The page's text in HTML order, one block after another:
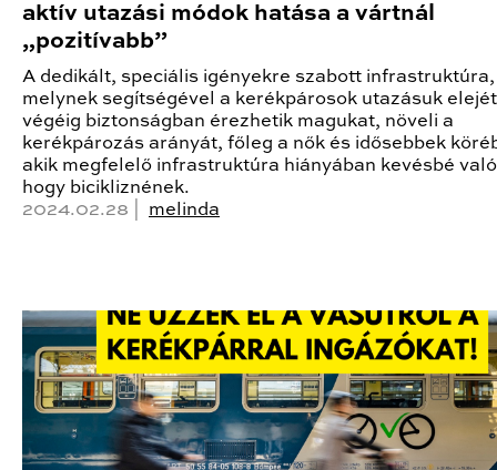
aktív utazási módok hatása a vártnál
„pozitívabb”
A dedikált, speciális igényekre szabott infrastruktúra,
melynek segítségével a kerékpárosok utazásuk
végéig biztonságban érezhetik magukat, növeli a
kerékpározás arányát, főleg a nők és idősebbek
akik megfelelő infrastruktúra hiányában kevésbé
hogy bicikliznének.
2024.02.28 | melinda